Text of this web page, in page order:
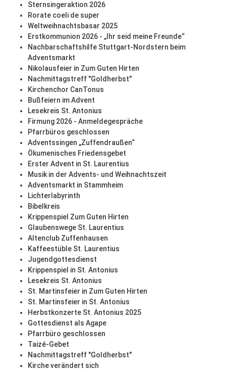
Sternsingeraktion 2026
Rorate coeli de super
Weltweihnachtsbasar 2025
Erstkommunion 2026 - „Ihr seid meine Freunde“
Nachbarschaftshilfe Stuttgart-Nordstern beim
Adventsmarkt
Nikolausfeier in Zum Guten Hirten
Nachmittagstreff "Goldherbst"
Kirchenchor CanTonus
Bußfeiern im Advent
Lesekreis St. Antonius
Firmung 2026 - Anmeldegespräche
Pfarrbüros geschlossen
Adventssingen „Zuffendraußen“
Ökumenisches Friedensgebet
Erster Advent in St. Laurentius
Musik in der Advents- und Weihnachtszeit
Adventsmarkt in Stammheim
Lichterlabyrinth
Bibelkreis
Krippenspiel Zum Guten Hirten
Glaubenswege St. Laurentius
Altenclub Zuffenhausen
Kaffeestüble St. Laurentius
Jugendgottesdienst
Krippenspiel in St. Antonius
Lesekreis St. Antonius
St. Martinsfeier in Zum Guten Hirten
St. Martinsfeier in St. Antonius
Herbstkonzerte St. Antonius 2025
Gottesdienst als Agape
Pfarrbüro geschlossen
Taizé-Gebet
Nachmittagstreff "Goldherbst"
Kirche verändert sich